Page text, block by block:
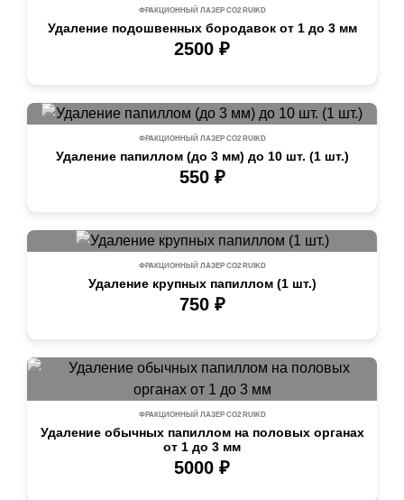
ФРАКЦИОННЫЙ ЛАЗЕР СО2 RUIKD
Удаление подошвенных бородавок от 1 до 3 мм
2500 ₽
ФРАКЦИОННЫЙ ЛАЗЕР СО2 RUIKD
Удаление папиллом (до 3 мм) до 10 шт. (1 шт.)
550 ₽
ФРАКЦИОННЫЙ ЛАЗЕР СО2 RUIKD
Удаление крупных папиллом (1 шт.)
750 ₽
ФРАКЦИОННЫЙ ЛАЗЕР СО2 RUIKD
Удаление обычных папиллом на половых органах
от 1 до 3 мм
5000 ₽